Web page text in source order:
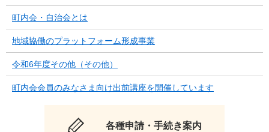
町内会・自治会とは
地域協働のプラットフォーム形成事業
令和6年度その他（その他）
町内会会員のみなさま向け出前講座を開催しています
各種申請・手続き案内